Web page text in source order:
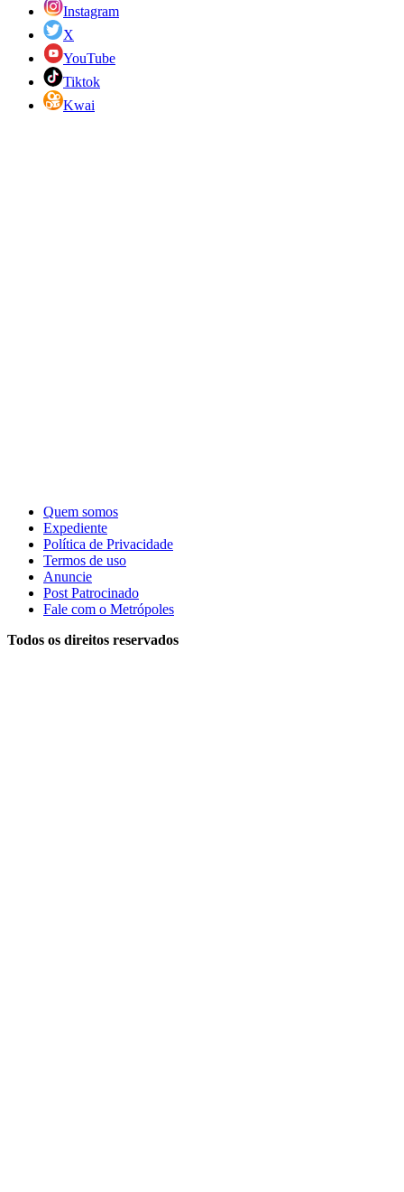
Instagram
X
YouTube
Tiktok
Kwai
Quem somos
Expediente
Política de Privacidade
Termos de uso
Anuncie
Post Patrocinado
Fale com o Metrópoles
Todos os direitos reservados